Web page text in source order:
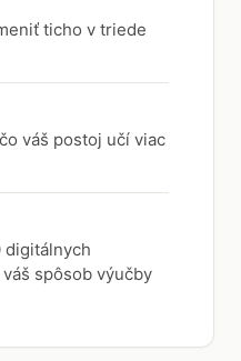
ticho v triede
váš postoj učí viac
digitálnych
spôsob výučby